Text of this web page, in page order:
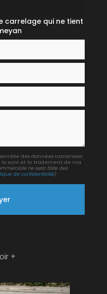
carrelage qui ne tient
des données transmises
suivi et le traitement de ma
ne sera faite des
de confidentialité)
+